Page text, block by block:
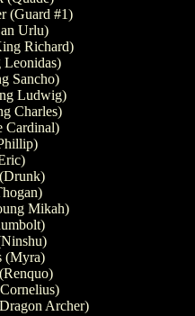
(Guard #1)
Urlu)
Richard)
Leonidas)
Sancho)
Ludwig)
Charles)
Cardinal)
Mikah)
(Myra)
Archer)